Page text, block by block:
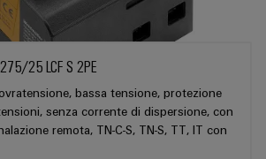
25 LCF S 2PE
bassa tensione, protezione
senza corrente di dispersione, con
remota, TN-C-S, TN-S, TT, IT con